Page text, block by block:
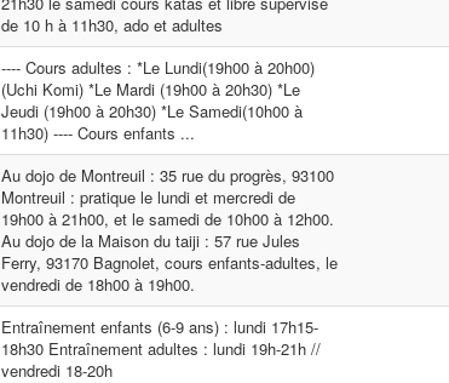
de 10 h à 11h30, ado et adultes
---- Cours adultes : *Le Lundi(19h00 à 20h00)
(Uchi Komi) *Le Mardi (19h00 à 20h30) *Le
Jeudi (19h00 à 20h30) *Le Samedi(10h00 à
11h30) ---- Cours enfants ...
Au dojo de Montreuil : 35 rue du progrès, 93100
Montreuil : pratique le lundi et mercredi de
19h00 à 21h00, et le samedi de 10h00 à 12h00.
Au dojo de la Maison du taiji : 57 rue Jules
Ferry, 93170 Bagnolet, cours enfants-adultes, le
vendredi de 18h00 à 19h00.
Entraînement enfants (6-9 ans) : lundi 17h15-
18h30 Entraînement adultes : lundi 19h-21h //
vendredi 18-20h